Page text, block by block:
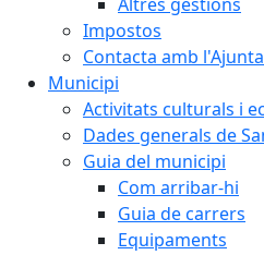
Impostos
Contacta amb
Municipi
Activitats culturals i
Dades generals de
Guia del municipi
Com arribar-hi
Guia de carrers
Equipaments